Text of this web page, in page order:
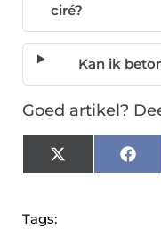
ciré?
Kan ik
Goed artikel?
X
(Twitter)
Tags: